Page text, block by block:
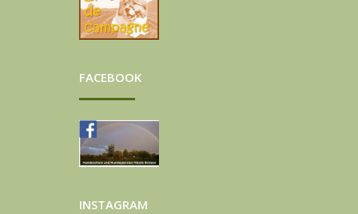
FACEBOOK
INSTAGRAM